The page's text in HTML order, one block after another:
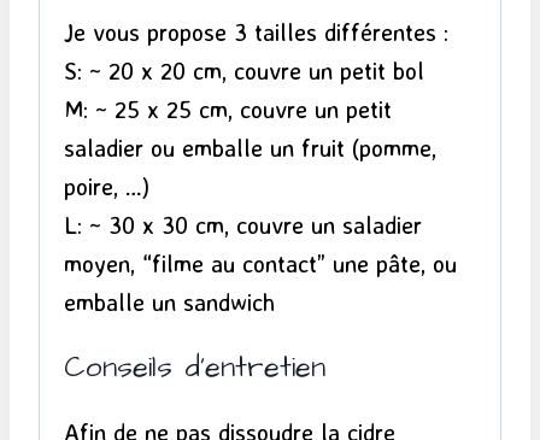
Je vous propose 3 tailles différentes :
S: ~ 20 x 20 cm, couvre un petit bol
M: ~ 25 x 25 cm, couvre un petit
saladier ou emballe un fruit (pomme,
poire, …)
L: ~ 30 x 30 cm, couvre un saladier
moyen, “filme au contact” une pâte, ou
emballe un sandwich
Conseils d’entretien
Afin de ne pas dissoudre la cidre